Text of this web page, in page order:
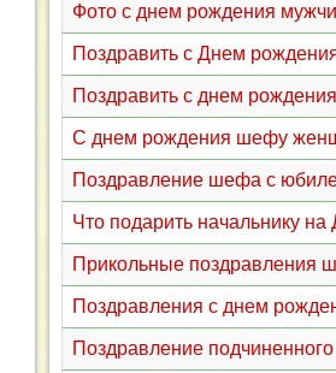
Фото с днем рождения
Поздравить с Днем
Поздравить с днем
С днем рождения шефу
Поздравление шефа с
Что подарить начальнику
Прикольные поздравления
Поздравления с днем
Поздравление